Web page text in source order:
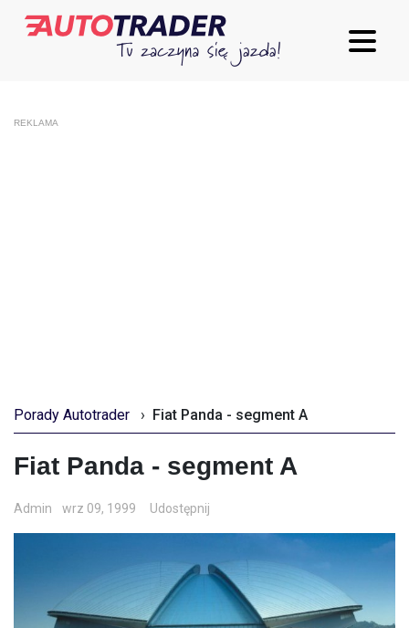
REKLAMA
Porady Autotrader › Fiat Panda - segment A
Fiat Panda - segment A
Admin wrz 09, 1999 Udostępnij